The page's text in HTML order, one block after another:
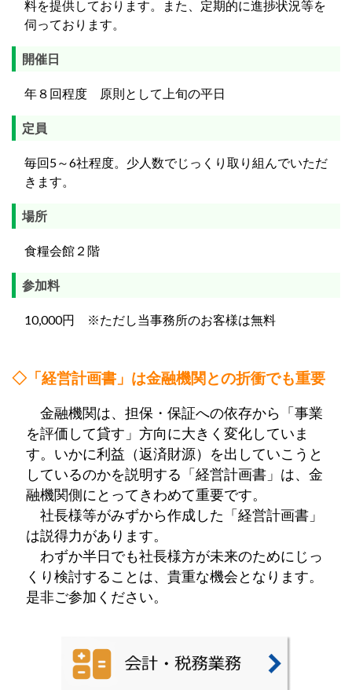
料を提供しております。また、定期的に進捗状況等を
伺っております。
開催日
年８回程度 原則として上旬の平日
定員
毎回5～6社程度。少人数でじっくり取り組んでいただ
きます。
場所
食糧会館２階
参加料
10,000円 ※ただし当事務所のお客様は無料
◇「経営計画書」は金融機関との折衝でも重要
金融機関は、担保・保証への依存から「事業
を評価して貸す」方向に大きく変化していま
す。いかに利益（返済財源）を出していこうと
しているのかを説明する「経営計画書」は、金
融機関側にとってきわめて重要です。
社長様等がみずから作成した「経営計画書」
は説得力があります。
わずか半日でも社長様方が未来のためにじっ
くり検討することは、貴重な機会となります。
是非ご参加ください。